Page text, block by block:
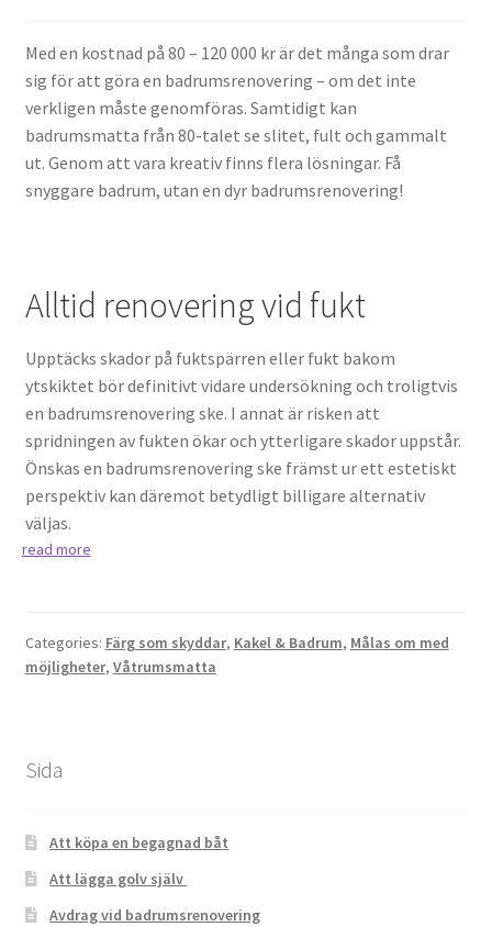
Tänk på detta när du ska anlita rörläggare
Med en kostnad på 80 – 120 000 kr är det många som drar
sig för att göra en badrumsrenovering – om det inte
verkligen måste genomföras. Samtidigt kan
badrumsmatta från 80-talet se slitet, fult och gammalt
ut. Genom att vara kreativ finns flera lösningar. Få
snyggare badrum, utan en dyr badrumsrenovering!
Alltid renovering vid fukt
Upptäcks skador på fuktspärren eller fukt bakom
ytskiktet bör definitivt vidare undersökning och troligtvis
en badrumsrenovering ske. I annat är risken att
spridningen av fukten ökar och ytterligare skador uppstår.
Önskas en badrumsrenovering ske främst ur ett estetiskt
perspektiv kan däremot betydligt billigare alternativ
väljas.
read more
Categories: Färg som skyddar, Kakel & Badrum, Målas om med
möjligheter, Våtrumsmatta
Sida
Att köpa en begagnad båt
Att lägga golv själv
Avdrag vid badrumsrenovering